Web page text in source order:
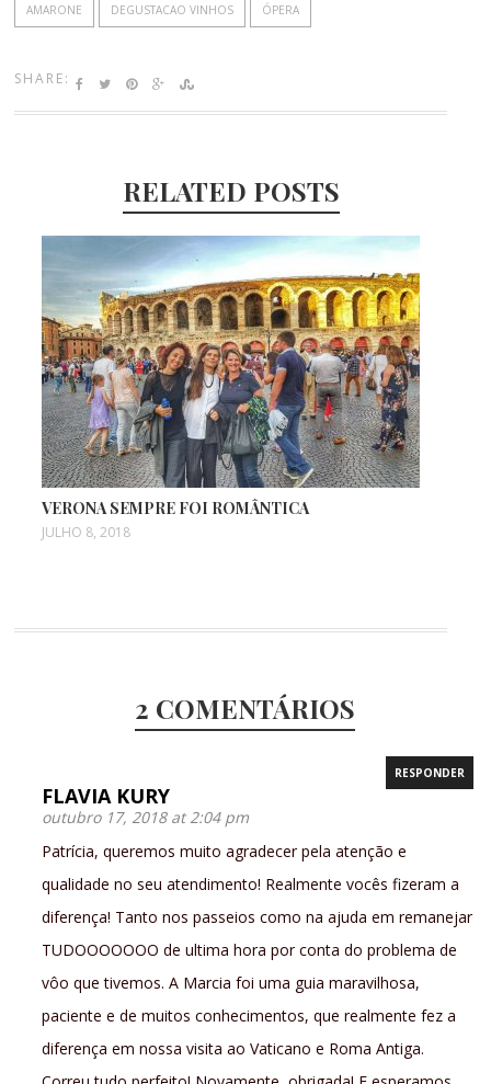
AMARONE DEGUSTACAO VINHOS ÓPERA
SHARE:
RELATED POSTS
VERONA SEMPRE FOI ROMÂNTICA
JULHO 8, 2018
2 COMENTÁRIOS
FLAVIA KURY
outubro 17, 2018 at 2:04 pm
RESPONDER
Patrícia, queremos muito agradecer pela atenção e
qualidade no seu atendimento! Realmente vocês fizeram a
diferença! Tanto nos passeios como na ajuda em remanejar
TUDOOOOOOO de ultima hora por conta do problema de
vôo que tivemos. A Marcia foi uma guia maravilhosa,
paciente e de muitos conhecimentos, que realmente fez a
diferença em nossa visita ao Vaticano e Roma Antiga.